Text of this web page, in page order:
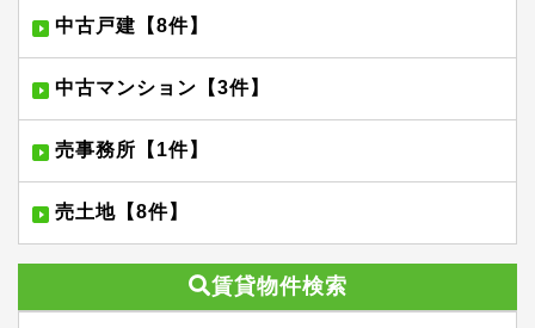
中古戸建【8件】
中古マンション【3件】
売事務所【1件】
売土地【8件】
賃貸物件検索